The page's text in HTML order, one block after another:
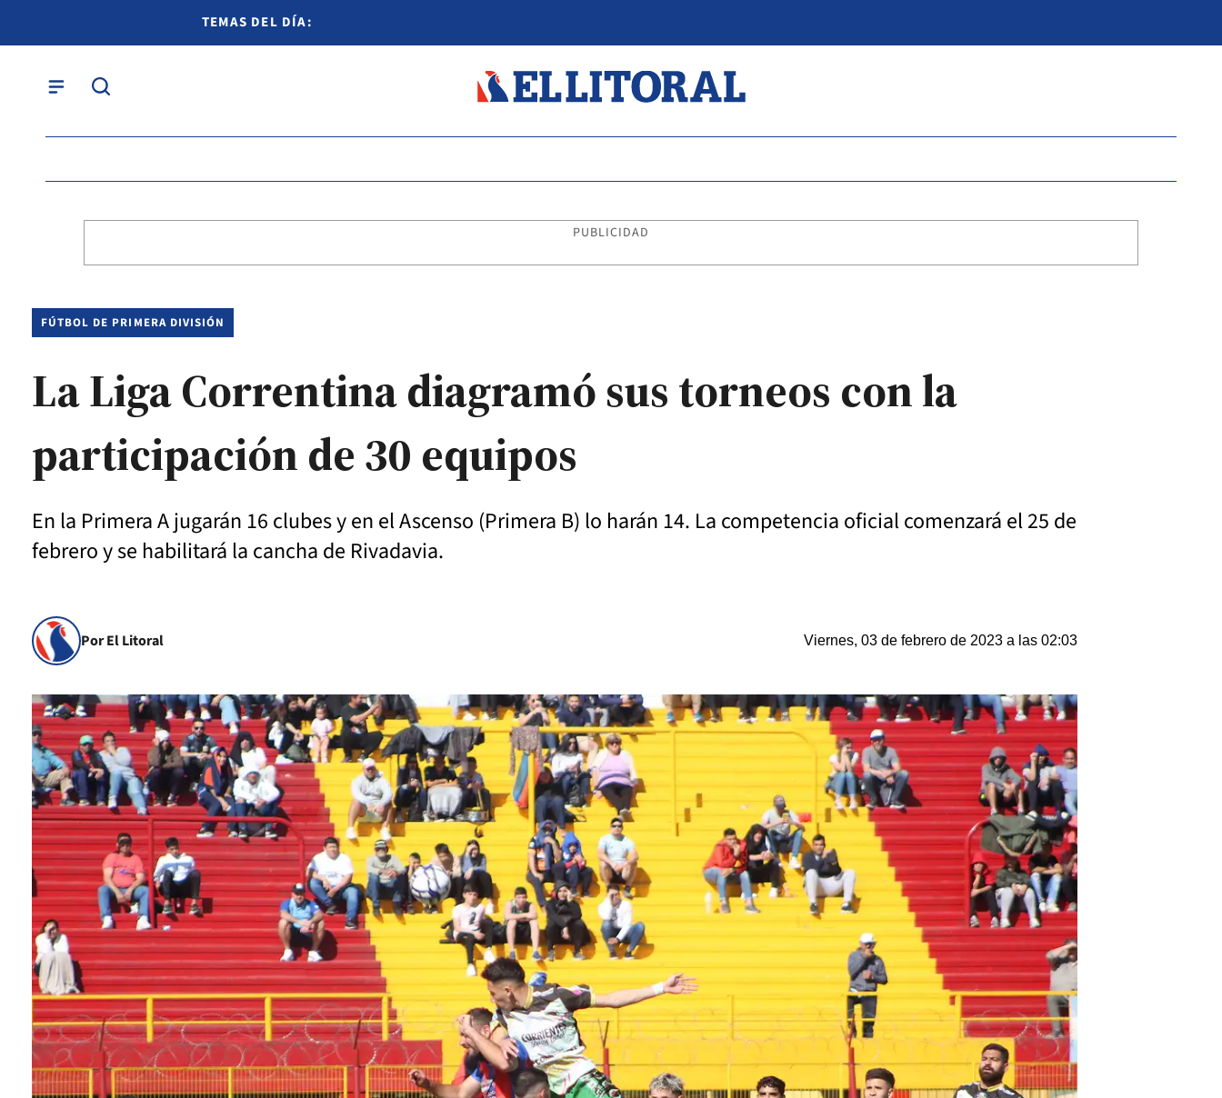
TEMAS DEL DÍA:
PUBLICIDAD
FÚTBOL DE PRIMERA DIVISIÓN
La Liga Correntina diagramó sus torneos con la
participación de 30 equipos
En la Primera A jugarán 16 clubes y en el Ascenso (Primera B) lo harán 14. La competencia oficial comenzará el 25 de
febrero y se habilitará la cancha de Rivadavia.
Por El Litoral Viernes, 03 de febrero de 2023 a las 02:03